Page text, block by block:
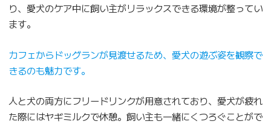
り、愛犬のケア中に飼い主がリラックスできる環境が整ってい
ます。
カフェからドッグランが見渡せるため、愛犬の遊ぶ姿を観察で
きるのも魅力です。
人と犬の両方にフリードリンクが用意されており、愛犬が疲れ
た際にはヤギミルクで休憩。飼い主も一緒にくつろぐことがで